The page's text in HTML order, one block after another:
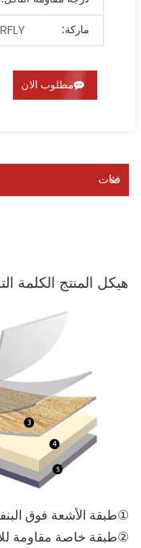
ماركة:
مطلوب الان
فئات
هيكل المنتج الكلمة
①طبقة الأشعة فوق
②طبقة خاصة مقاومة